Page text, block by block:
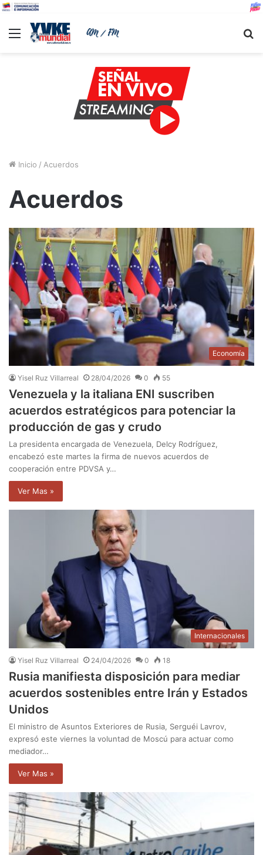
Menu
Inicio / Acuerdos
Acuerdos
Economía
Yisel Ruz Villarreal 28/04/2026 0 55
Venezuela y la italiana ENI suscriben
acuerdos estratégicos para potenciar la
producción de gas y crudo
La presidenta encargada de Venezuela, Delcy Rodríguez,
encabezó este martes la firma de nuevos acuerdos de
cooperación entre PDVSA y…
Ver Mas »
Internacionales
Yisel Ruz Villarreal 24/04/2026 0 18
Rusia manifiesta disposición para mediar
acuerdos sostenibles entre Irán y Estados
Unidos
El ministro de Asuntos Exteriores de Rusia, Serguéi Lavrov,
expresó este viernes la voluntad de Moscú para actuar como
mediador…
Ver Mas »